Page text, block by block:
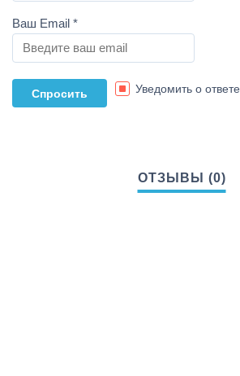
Ваш Email *
Уведомить о ответе.